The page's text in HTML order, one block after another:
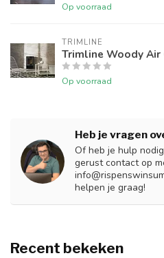
Op voorraad
TRIMLINE
Trimline Woody Air
Op voorraad
Heb je vragen
Of heb je hulp
gerust contact op
helpen je graag!
Recent bekeken